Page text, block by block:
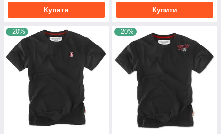
Купити Купити
–20% –20%